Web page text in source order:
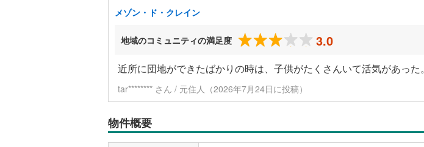
メゾン・ド・クレイン
地域のコミュニティの満足度 3.0
近所に団地ができたばかりの時は、子供がたくさんいて活気があった。
tar******** さん / 元住人（2026年7月24日に投稿）
物件概要